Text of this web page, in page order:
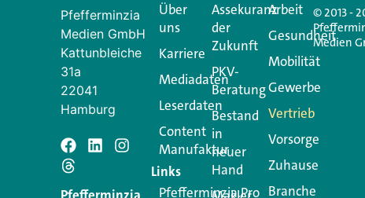
Pfefferminzia
Medien GmbH
Kattunbleiche
31a
22041
Hamburg
Über
uns
Karriere
Mediadaten
Leserdaten
Content
Manufaktur
Links
Pfefferminzia.Pro
Assekuranz
der
Zukunft
PKV-
Beratung
Bestand
in
neuer
Hand
Arbeit
Gesundheit
Mobilität
Gewerbe
Vertrieb
Vorsorge
Zuhause
Branche
© 2013 -
Medien